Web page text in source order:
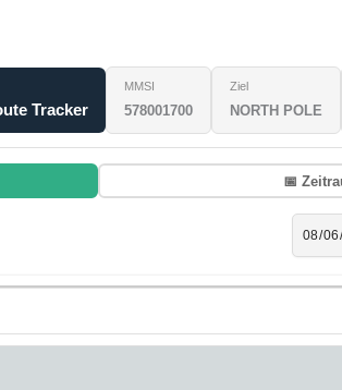
Tracker
MMSI
578001700
Ziel
NORTH POLE
📅